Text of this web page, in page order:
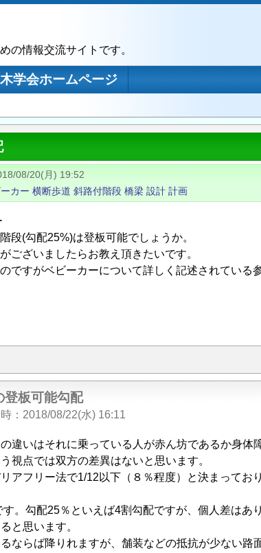
の情報交流サイトです。
学会ホームページ
08/20(月) 19:52
カー 横断歩道 斜路付階段 橋梁 設計 計画
段(勾配25%)は登板可能でしょうか。
ございましたらお教え頂きたいです。
ですがベビーカーについて詳しく記述されている
登板可能勾配
2018/08/22(水) 16:11
違いはそれに乗っている人が赤ん坊であるか身体
視点では双方の差異はないと思います。
アフリー法で1/12以下（８％程度）と決まってお
。勾配25％といえば4割勾配ですが、個人差はあ
と思います。
ならば降りれますが、舗装などの抵抗が少ない路